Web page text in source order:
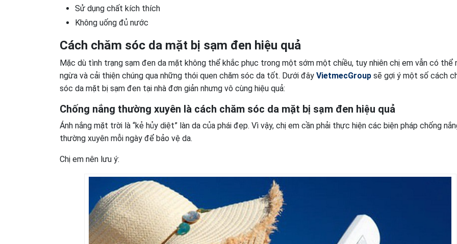
Sử dụng chất kích thích
Không uống đủ nước
Cách chăm sóc da mặt bị sạm đen hiệu quả
Mặc dù tình trạng sạm đen da mặt không thể khắc phục trong một sớm một chiều, tuy nhiên chị em vẫn có thể
ngừa và cải thiện chúng qua những thói quen chăm sóc da tốt. Dưới đây VietmecGroup sẽ gợi ý một số cách
sóc da mặt bị sạm đen tại nhà đơn giản nhưng vô cùng hiệu quả:
Chống nắng thường xuyên là cách chăm sóc da mặt bị sạm đen hiệu quả
Ánh nắng mặt trời là “kẻ hủy diệt” làn da của phái đẹp. Vì vậy, chị em cần phải thực hiện các biện pháp chống
thường xuyên mỗi ngày để bảo vệ da.
Chị em nên lưu ý: